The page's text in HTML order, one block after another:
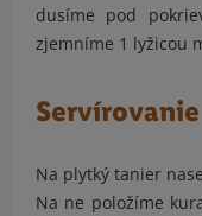
dusíme pod
zjemníme 1 lyžicou
Servírovanie
Na plytký tanier
Na ne položíme